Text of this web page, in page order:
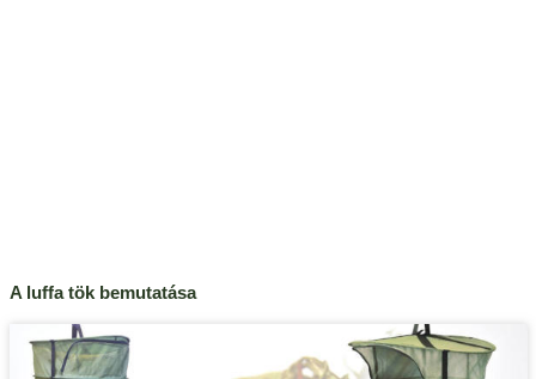
A luffa tök bemutatása